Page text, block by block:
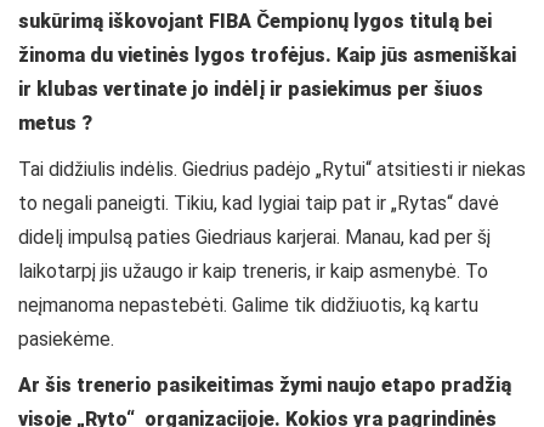
sukūrimą iškovojant FIBA Čempionų lygos titulą bei
žinoma du vietinės lygos trofėjus. Kaip jūs asmeniškai
ir klubas vertinate jo indėlį ir pasiekimus per šiuos
metus ?
Tai didžiulis indėlis. Giedrius padėjo „Rytui“ atsitiesti ir niekas
to negali paneigti. Tikiu, kad lygiai taip pat ir „Rytas“ davė
didelį impulsą paties Giedriaus karjerai. Manau, kad per šį
laikotarpį jis užaugo ir kaip treneris, ir kaip asmenybė. To
neįmanoma nepastebėti. Galime tik didžiuotis, ką kartu
pasiekėme.
Ar šis trenerio pasikeitimas žymi naujo etapo pradžią
visoje „Ryto“ organizacijoje. Kokios yra pagrindinės